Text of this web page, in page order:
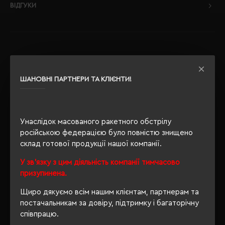
ШАНОВНІ ПАРТНЕРИ ТА КЛІЄНТИ!
Унаслідок масованого ракетного обстрілу
російською федерацією було повністю знищено
склад готової продукції нашої компанії.
У зв'язку з цим діяльність компанії тимчасово
призупинена.
Щиро дякуємо всім нашим клієнтам, партнерам та
постачальникам за довіру, підтримку і багаторічну
співпрацю.
ВІДГУКИ